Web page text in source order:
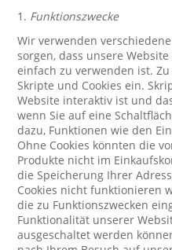
1. Funktionszwecke
Wir verwenden
sorgen, dass unsere
einfach zu verwenden ist.
Skripte und Cookies ein.
Website interaktiv ist und
wenn Sie auf eine
dazu, Funktionen wie den
Ohne Cookies könnten die
Produkte nicht im
die Speicherung Ihrer
Cookies nicht funktionieren
die zu Funktionszwecken
Funktionalität unserer
ausgeschaltet werden